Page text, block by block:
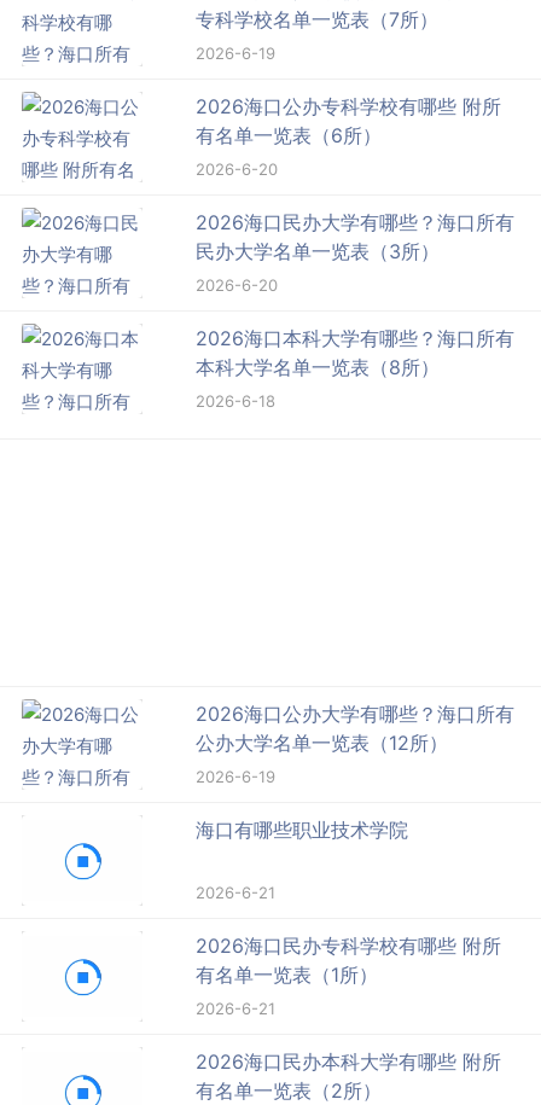
专科学校名单一览表（7所）
2026-6-19
2026海口公办专科学校有哪些 附所
有名单一览表（6所）
2026-6-20
2026海口民办大学有哪些？海口所有
民办大学名单一览表（3所）
2026-6-20
2026海口本科大学有哪些？海口所有
本科大学名单一览表（8所）
2026-6-18
2026海口公办大学有哪些？海口所有
公办大学名单一览表（12所）
2026-6-19
海口有哪些职业技术学院
2026-6-21
2026海口民办专科学校有哪些 附所
有名单一览表（1所）
2026-6-21
2026海口民办本科大学有哪些 附所
有名单一览表（2所）